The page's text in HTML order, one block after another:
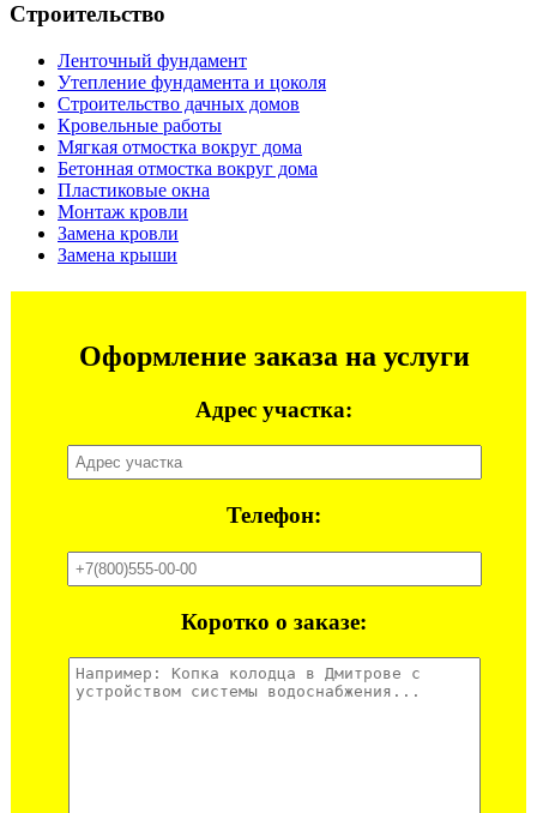
Строительство
Ленточный фундамент
Утепление фундамента и цоколя
Строительство дачных домов
Кровельные работы
Мягкая отмостка вокруг дома
Бетонная отмостка вокруг дома
Пластиковые окна
Монтаж кровли
Замена кровли
Замена крыши
Оформление заказа на услуги
Адрес участка:
Телефон:
Коротко о заказе: